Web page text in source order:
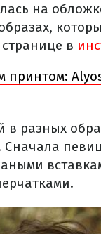
на
в
принтом:
в разных